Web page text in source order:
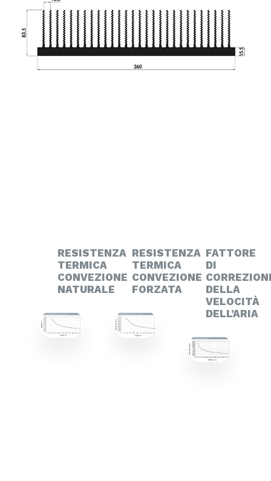
RESISTENZA
TERMICA
CONVEZIONE
NATURALE
RESISTENZA
TERMICA
CONVEZIONE
FORZATA
FATTORE
DI
DELLA
VELOCITÀ
DELL’ARIA